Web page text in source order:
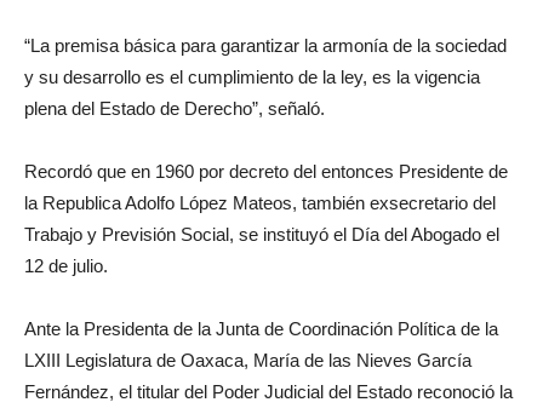
“La premisa básica para garantizar la armonía de la sociedad
y su desarrollo es el cumplimiento de la ley, es la vigencia
plena del Estado de Derecho”, señaló.
Recordó que en 1960 por decreto del entonces Presidente de
la Republica Adolfo López Mateos, también exsecretario del
Trabajo y Previsión Social, se instituyó el Día del Abogado el
12 de julio.
Ante la Presidenta de la Junta de Coordinación Política de la
LXIII Legislatura de Oaxaca, María de las Nieves García
Fernández, el titular del Poder Judicial del Estado reconoció la